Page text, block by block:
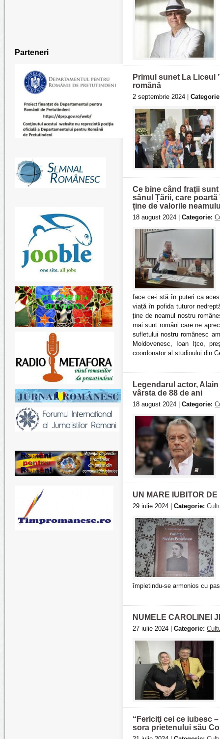
Parteneri
Primul sunet La Liceul
română
2 septembrie 2024 |
Ce bine când frații
sânul Țării, care
ține de valorile
18 august 2024 | Categorie:
face ce-i stă în puteri ca
viață în pofida tuturor
ține de neamul nostru
mai sunt români care ne
sufletului nostru românesc
Moldovenesc, Ioan Ițco,
coordonator al studioului din
Legendarul actor,
vârsta de 88 de ani
18 august 2024 | Categorie:
UN MARE IUBITOR
29 iulie 2024 | Categorie:
împletindu-se armonios cu
NUMELE CAROLINEI
27 iulie 2024 | Categorie:
“Fericiţi cei ce iubesc
sora prietenului său